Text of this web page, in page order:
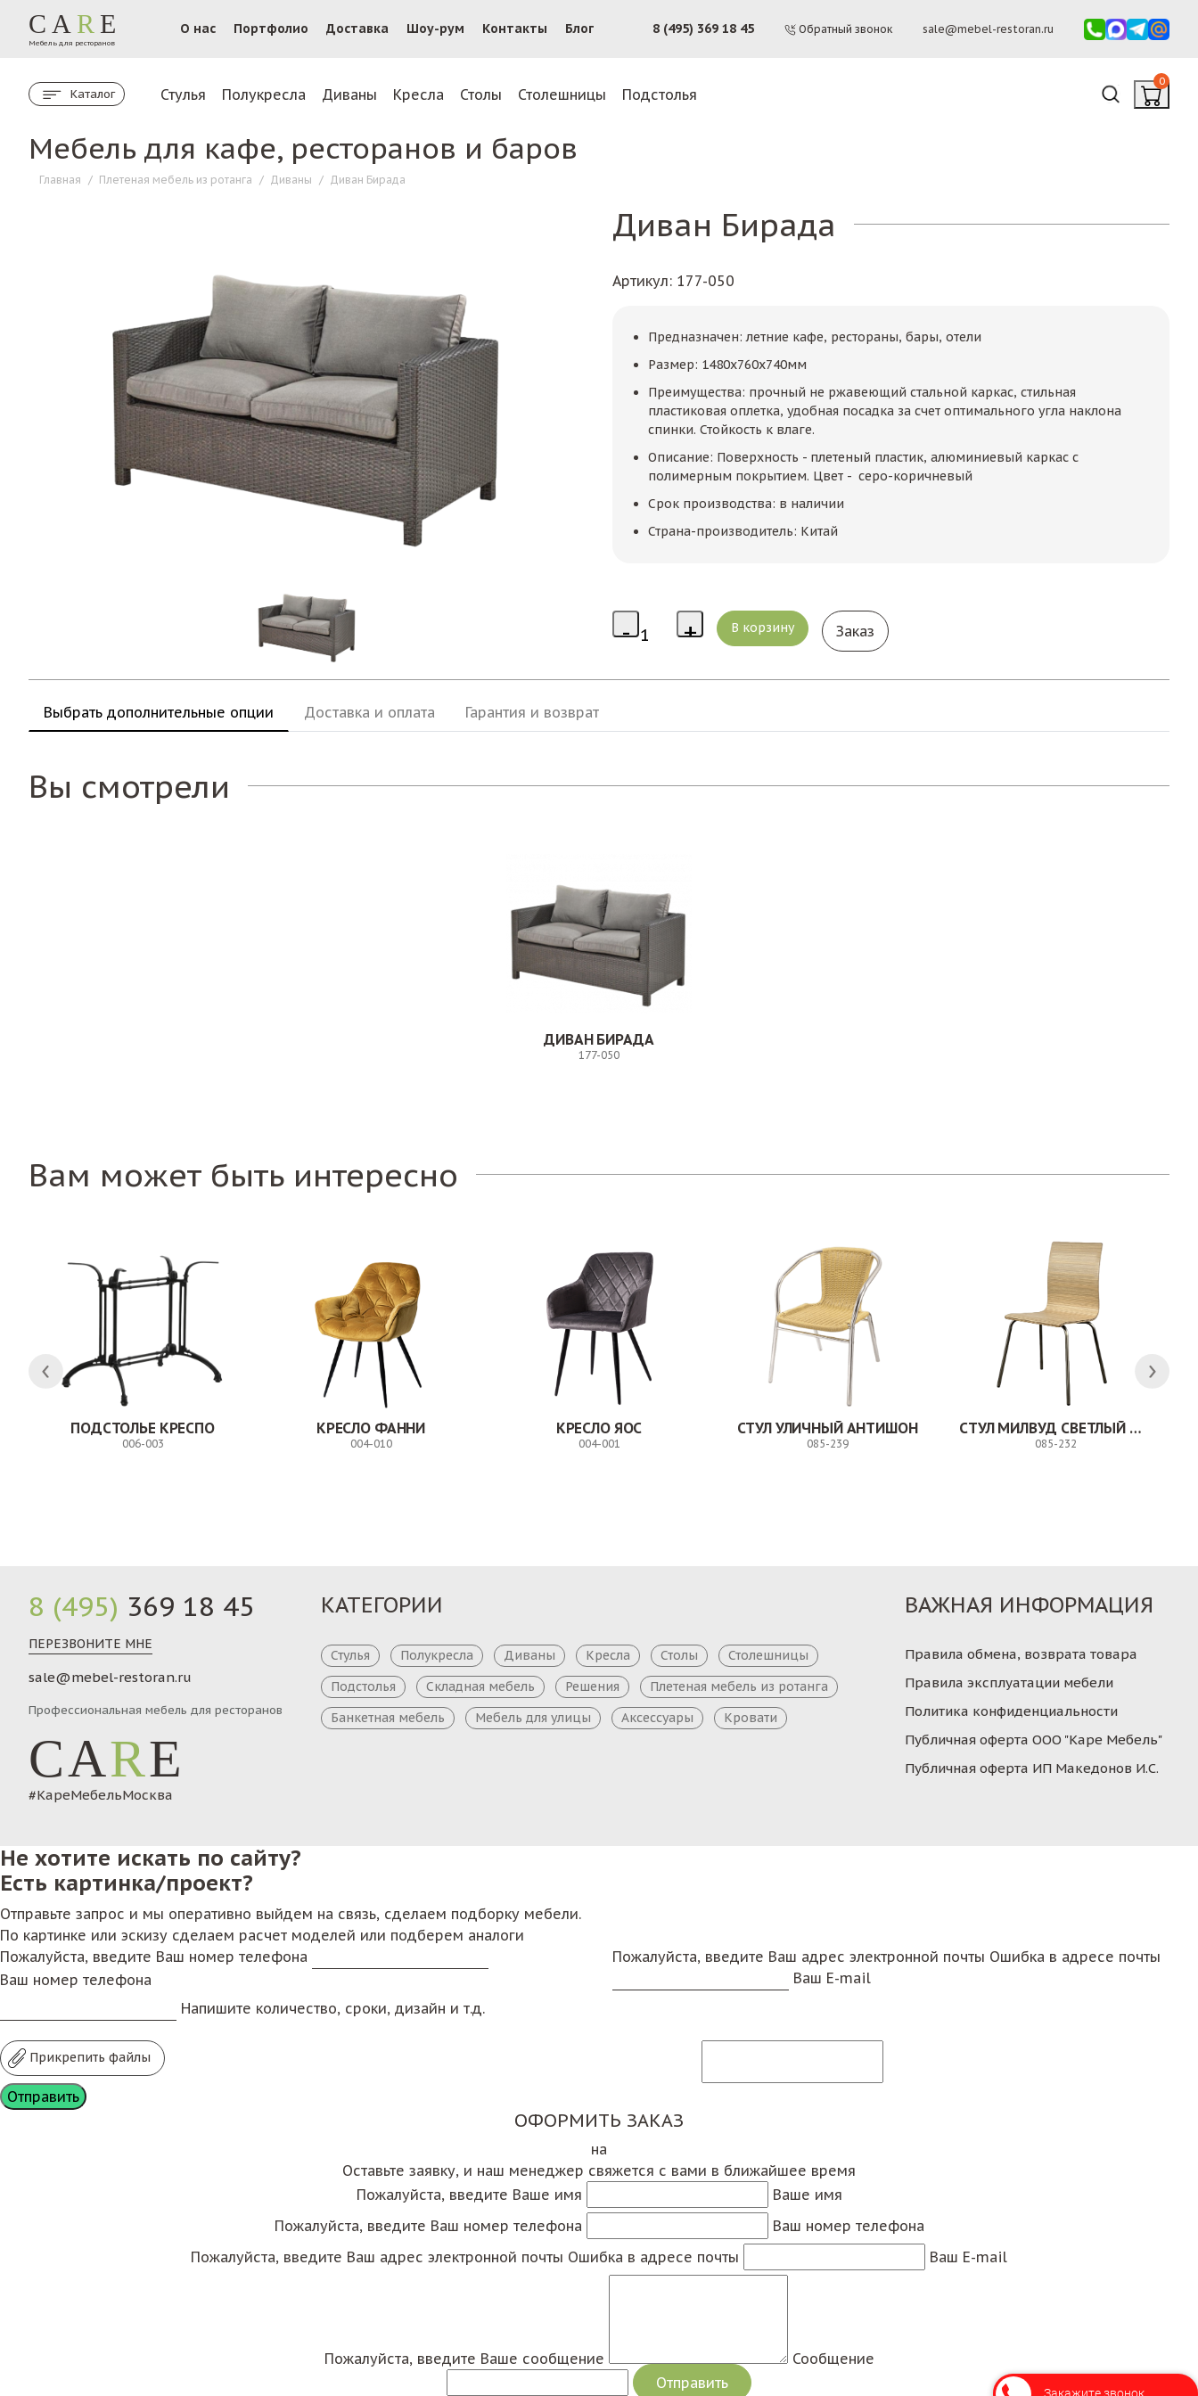
CA R E
Мебель для ресторанов
О нас Портфолио Доставка Шоу-рум Контакты Блог 8 (495) 369 18 45 Обратный звонок sale@mebel-restoran.ru
Каталог Стулья Полукресла Диваны Кресла Столы Столешницы Подстолья
0
Мебель для кафе, ресторанов и баров
Главная / Плетеная мебель из ротанга / Диваны / Диван Бирада
Диван Бирада
Артикул: 177-050
Предназначен: летние кафе, рестораны, бары, отели
Размер: 1480х760х740мм
Преимущества: прочный не ржавеющий стальной каркас, стильная
пластиковая оплетка, удобная посадка за счет оптимального угла наклона
спинки. Стойкость к влаге.
Описание: Поверхность - плетеный пластик, алюминиевый каркас с
полимерным покрытием. Цвет - серо-коричневый
Срок производства: в наличии
Страна-производитель: Китай
Заказ
Выбрать дополнительные опции Доставка и оплата Гарантия и возврат
Вы смотрели
ДИВАН БИРАДА
177-050
Вам может быть интересно
ПОДСТОЛЬЕ КРЕСПО
006-003
КРЕСЛО ФАННИ
004-010
КРЕСЛО ЯОС
004-001
СТУЛ УЛИЧНЫЙ АНТИШОН
085-239
СТУЛ МИЛВУД СВЕТЛЫЙ ШЕЛК
085-232
8 (495) 369 18 45
ПЕРЕЗВОНИТЕ МНЕ
sale@mebel-restoran.ru
Профессиональная мебель для ресторанов
CARE
#КареМебельМосква
КАТЕГОРИИ
Стулья Полукресла Диваны Кресла Столы
Столешницы
Подстолья
Складная мебель Решения
Плетеная мебель из ротанга
Банкетная мебель
Мебель для улицы Аксессуары Кровати
ВАЖНАЯ ИНФОРМАЦИЯ
Правила обмена, возврата товара
Правила эксплуатации мебели
Политика конфиденциальности
Публичная оферта ООО "Каре Мебель"
Публичная оферта ИП Македонов И.С.
Не хотите искать по сайту?
Есть картинка/проект?
Отправьте запрос и мы оперативно выйдем на связь, сделаем подборку мебели.
По картинке или эскизу сделаем расчет моделей или подберем аналоги
Пожалуйста, введите Ваш номер телефона
Ваш номер телефона
Пожалуйста, введите Ваш адрес электронной почты Ошибка в адресе почты
Ваш E-mail
Напишите количество, сроки, дизайн и т.д.
Прикрепить файлы
ОФОРМИТЬ ЗАКАЗ
на
Оставьте заявку, и наш менеджер свяжется с вами в ближайшее время
Пожалуйста, введите Ваше имя
Ваше имя
Пожалуйста, введите Ваш номер телефона
Ваш номер телефона
Пожалуйста, введите Ваш адрес электронной почты Ошибка в адресе почты Ваш E-mail
Пожалуйста, введите Ваше сообщение Сообщение